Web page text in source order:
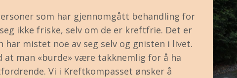
som har gjennomgått behandling for
ikke friske, selv om de er kreftfrie. Det er
har mistet noe av seg selv og gnisten i livet.
at man «burde» være takknemlig for å ha
Vi i Kreftkompasset ønsker å